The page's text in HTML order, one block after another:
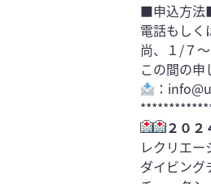
■申込方
電話もしく
尚、１/７
この間の申
：
２０
レクリエ
ダイビング